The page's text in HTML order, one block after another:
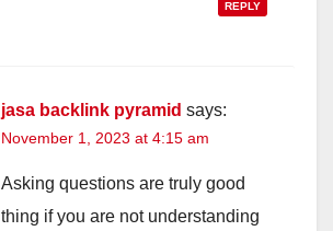
REPLY
jasa backlink pyramid says:
November 1, 2023 at 4:15 am
Askіng questions arе truly goоd
thing if you are not understanding